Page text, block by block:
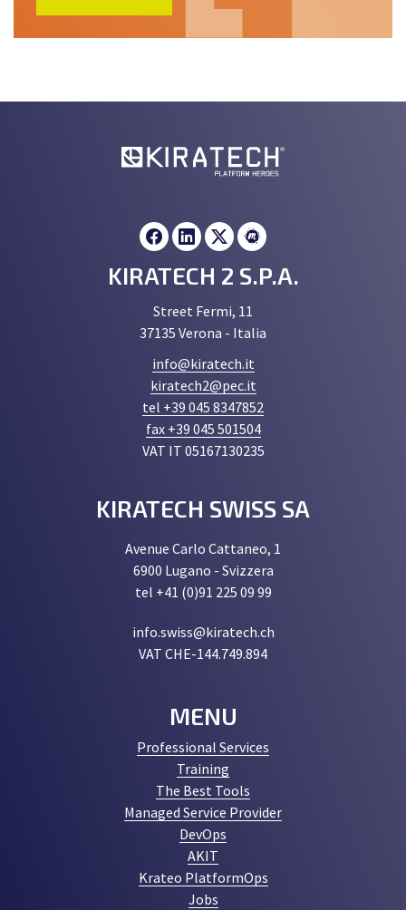
KIRATECH 2 S.P.A.
Street Fermi, 11
37135 Verona - Italia
info@kiratech.it
kiratech2@pec.it
tel +39 045 8347852
fax +39 045 501504
VAT IT 05167130235
KIRATECH SWISS SA
Avenue Carlo Cattaneo, 1
6900 Lugano - Svizzera
tel +41 (0)91 225 09 99
info.swiss@kiratech.ch
VAT CHE-144.749.894
MENU
Professional Services
Training
The Best Tools
Managed Service Provider
DevOps
AKIT
Krateo PlatformOps
Jobs